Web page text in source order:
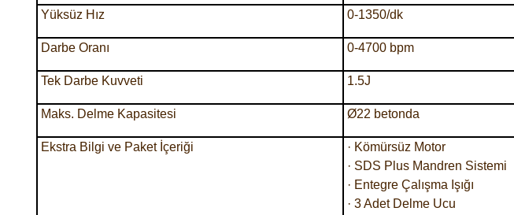
Yüksüz Hız 0-1350/dk
Darbe Oranı 0-4700 bpm
Tek Darbe Kuvveti 1.5J
Maks. Delme Kapasitesi Ø22 betonda
Ekstra Bilgi ve Paket İçeriği
· Kömürsüz Motor
· SDS Plus Mandren Sistemi
· Entegre Çalışma Işığı
· 3 Adet Delme Ucu